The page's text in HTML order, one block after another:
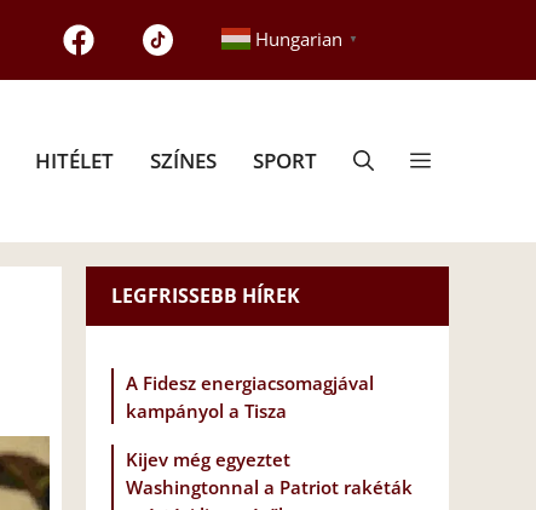
Hungarian ▼
HITÉLET SZÍNES SPORT
LEGFRISSEBB HÍREK
A Fidesz energiacsomagjával
kampányol a Tisza
Kijev még egyeztet
Washingtonnal a Patriot rakéták